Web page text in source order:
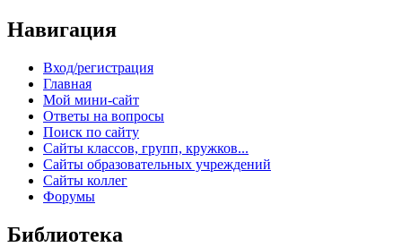
Навигация
Вход/регистрация
Главная
Мой мини-сайт
Ответы на вопросы
Поиск по сайту
Сайты классов, групп, кружков...
Сайты образовательных учреждений
Сайты коллег
Форумы
Библиотека